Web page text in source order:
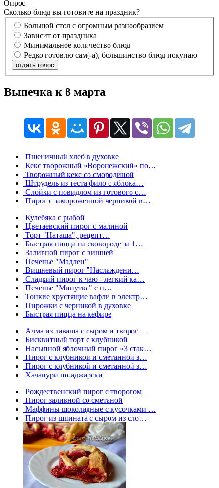
Опрос
Сколько блюд вы готовите на праздник?
Большой стол с огромным разнообразием
Зависит от праздника
Минимальное количество блюд
Редко готовлю сам(-а), большинство блюд покупаю
отдать голос
Выпечка к 8 марта
Пшеничный хлеб в духовке
Кекс творожный «Воронежский» по…
Творожный кекс со смородиной
Штрудель из теста фило с яблока…
Слойки с повидлом из готового с…
Пирог с замороженной черникой в…
Кулебяка с рыбой
Цветаевский пирог с малиной
Торт "Наташа", рецепт…
Быстрая пицца на сковороде за 1…
Заливной пирог с вишней
Печенье "Мадлен"
Вишневый пирог "Наслаждени…
Сладкий пирог к чаю - легкий ка…
Печенье "Минутка" с п…
Тонкие хрустящие вафли в электр…
Пирожки с черникой в духовке
Быстрая пицца на кефире
Ачма из лаваша с сыром и творог…
Бисквитный торт с клубникой
Насыпной яблочный пирог «3 стак…
Пирог с клубникой и сметанной з…
Пирог с клубникой и сметанной з…
Хачапури по-аджарски
Рождественский пирог с творогом
Пирог заливной со сметаной
Маффины шоколадные с кусочками …
Пирог из шпината с сыром из сло…